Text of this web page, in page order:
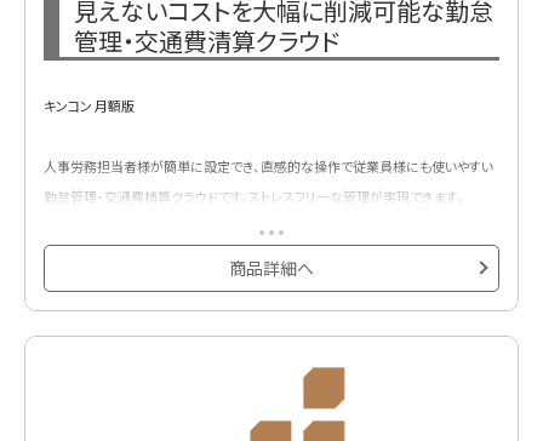
見えないコストを大幅に削減可能な勤怠
管理・交通費清算クラウド
キンコン 月額版
人事労務担当者様が簡単に設定でき、直感的な操作で従業員様にも使いやすい
勤怠管理・交通費精算クラウドです。ストレスフリーな管理が実現できます。
商品詳細へ